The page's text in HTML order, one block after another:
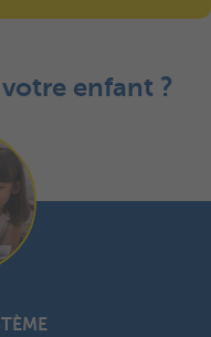
enfant ?